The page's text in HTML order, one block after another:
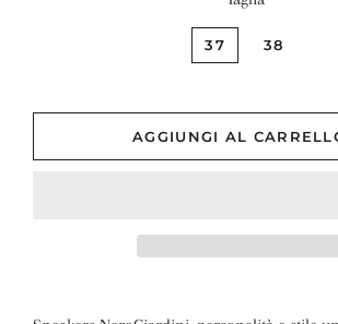
37 38
AGGIUNGI AL